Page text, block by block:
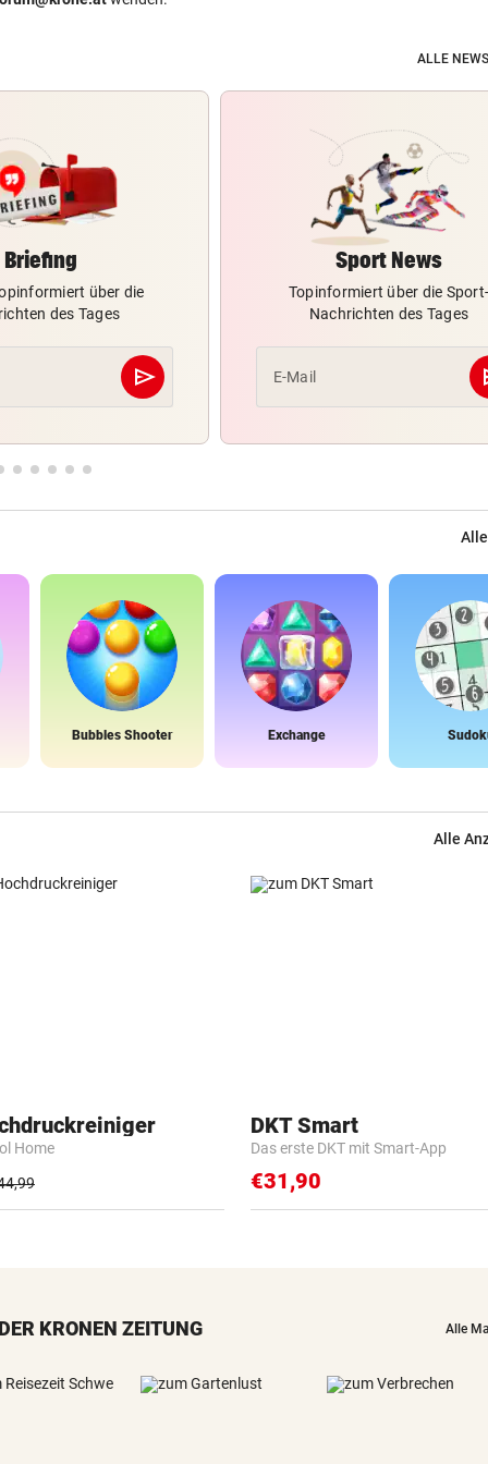
ALLE
Briefing
über die
des Tages
send
Abschicken
Sport News
Topinformiert über die Sport-
Nachrichten des Tages
E-Mail
Bubbles Shooter Exchange
Alle
Home
DKT Smart
Das erste DKT mit Smart-App
€31,90
KRONEN ZEITUNG Alle